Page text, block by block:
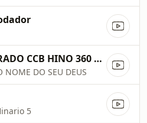
ORQUESTRADO CCB HINO 360 O ROSA… x TOCADA EM STUDIO
NOME DO SEU DEUS
5